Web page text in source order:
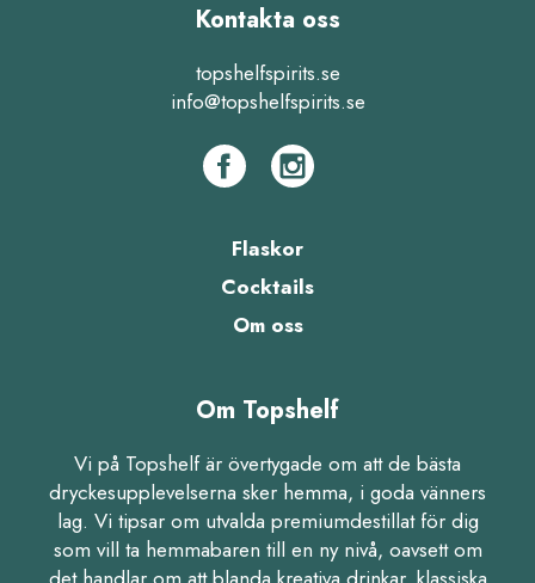
Kontakta oss
topshelfspirits.se
info@topshelfspirits.se
Flaskor
Cocktails
Om oss
Om Topshelf
Vi på Topshelf är övertygade om att de bästa
dryckesupplevelserna sker hemma, i goda vänners
lag. Vi tipsar om utvalda premiumdestillat för dig
som vill ta hemmabaren till en ny nivå, oavsett om